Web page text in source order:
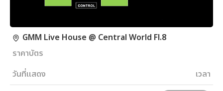
GMM Live House @ Central World Fl.8
ราคาบัตร
วันที่แสดง
เวลา